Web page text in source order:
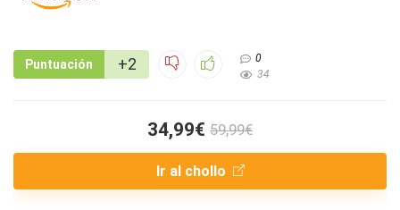
Puntuación +2
0
34
34,99€ 59,99€
Ir al chollo